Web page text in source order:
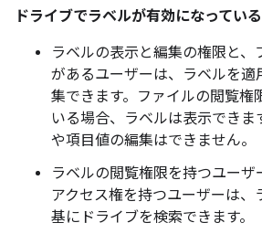
ドライブでラベルが有効になってい
ラベルの表示と編集の権限と、
があるユーザーは、ラベルを適
集できます。
ファイルの閲覧権
いる場合、ラベルは表示できま
や項目値の編集はできません。
ラベルの閲覧権限を持つユーザ
アクセス権を持つユーザーは、
基にドライブを検索できます。